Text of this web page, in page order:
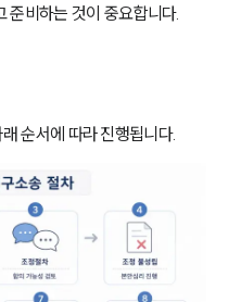
준비하는 것이 중요합니다.
순서에 따라 진행됩니다.